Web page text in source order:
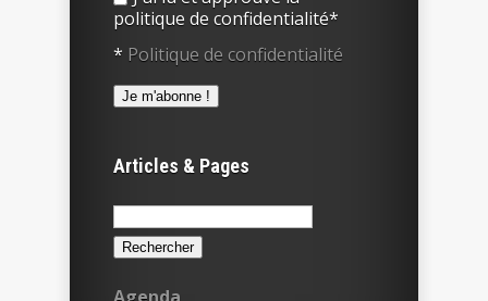
politique de confidentialité*
* Politique de confidentialité
Articles & Pages
Rechercher :